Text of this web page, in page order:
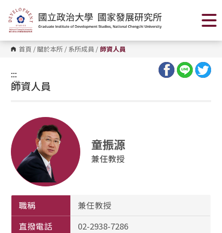
到
主
要
內
容
區 首頁 /關於本所 / 系所成員 / 師資人員
:::
:::
師資人員
童振源
兼任教授
職稱
兼任教授
直撥電話
02-2938-7286